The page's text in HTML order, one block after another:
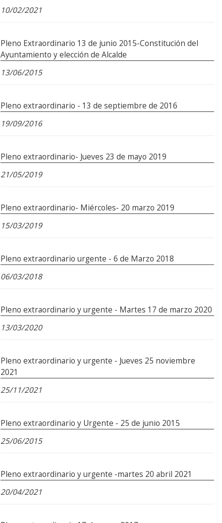
10/02/2021
Pleno Extraordinario 13 de junio 2015-Constitución del
Ayuntamiento y elección de Alcalde
13/06/2015
Pleno extraordinario - 13 de septiembre de 2016
19/09/2016
Pleno extraordinario- Jueves 23 de mayo 2019
21/05/2019
Pleno extraordinario- Miércoles- 20 marzo 2019
15/03/2019
Pleno extraordinario urgente - 6 de Marzo 2018
06/03/2018
Pleno extraordinario y urgente - Martes 17 de marzo 2020
13/03/2020
Pleno extraordinario y urgente - Jueves 25 noviembre
2021
25/11/2021
Pleno extraordinario y Urgente - 25 de junio 2015
25/06/2015
Pleno extraordinario y urgente -martes 20 abril 2021
20/04/2021